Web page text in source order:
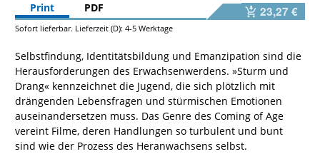
Print
PDF 23,27 €
Sofort lieferbar. Lieferzeit (D): 4-5 Werktage
Selbstfindung, Identitätsbildung und Emanzipation sind die
Herausforderungen des Erwachsenwerdens. »Sturm und
Drang« kennzeichnet die Jugend, die sich plötzlich mit
drängenden Lebensfragen und stürmischen Emotionen
auseinandersetzen muss. Das Genre des Coming of Age
vereint Filme, deren Handlungen so turbulent und bunt
sind wie der Prozess des Heranwachsens selbst.